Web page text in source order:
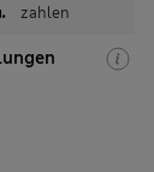
zahlen